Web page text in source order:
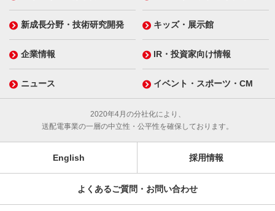
新成長分野・技術研究開発 キッズ・展示館
企業情報 IR・投資家向け情報
ニュース イベント・スポーツ・CM
2020年4月の分社化により、
送配電事業の一層の中立性・公平性を確保しております。
English 採用情報
よくあるご質問・お問い合わせ